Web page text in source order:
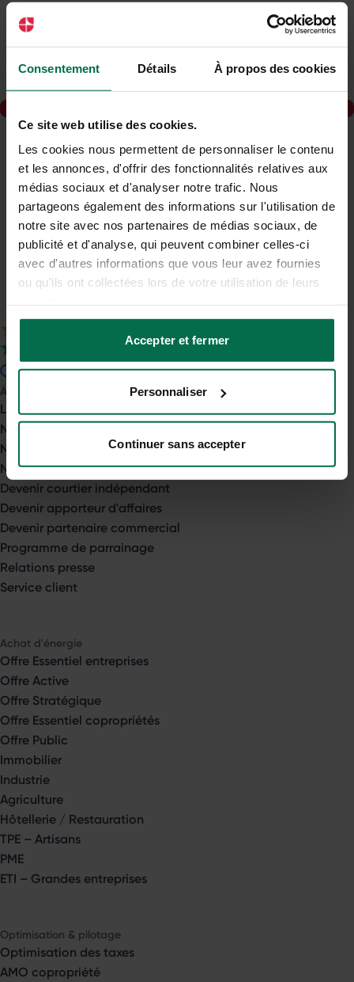
Consentement Détails À propos des cookies
Ce site web utilise des cookies.
Les cookies nous permettent de personnaliser le contenu
et les annonces, d'offrir des fonctionnalités relatives aux
médias sociaux et d'analyser notre trafic. Nous
partageons également des informations sur l'utilisation de
notre site avec nos partenaires de médias sociaux, de
publicité et d'analyse, qui peuvent combiner celles-ci
avec d'autres informations que vous leur avez fournies
ou qu'ils ont collectées lors de votre utilisation de leurs
Accepter et fermer
Personnaliser
Continuer sans accepter
Newsletter
Inscrivez-vous pour recevoir notre newsletter
Saisissez votre e-mail
Tarifs
négociés
Comparateur gratuit
& sans engagement
4.7 sur 5
À propos
Le groupe Opéra Énergie
Nos engagements
Nos agences
Nous rejoindre
Devenir courtier indépendant
Devenir apporteur d'affaires
Devenir partenaire commercial
Programme de parrainage
Relations presse
Service client
Achat d'énergie
Offre Essentiel entreprises
Offre Active
Offre Stratégique
Offre Essentiel copropriétés
Offre Public
Immobilier
Industrie
Agriculture
Hôtellerie / Restauration
TPE – Artisans
PME
ETI – Grandes entreprises
Optimisation & pilotage
Optimisation des taxes
AMO copropriété